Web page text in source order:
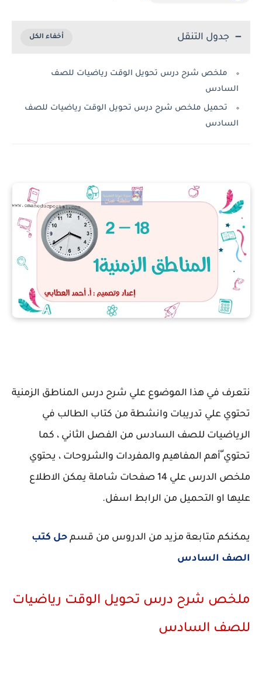
جدول التنقل
ملخص شرح درس تحويل الوقت رياضيات للصف
السادس
تحميل ملخص شرح درس تحويل الوقت رياضيات للصف
السادس
نتعرف في هذا الموضوع علي شرح درس المناطق الزمنية
تحتوي علي تدريبات وانشطة من كتاب الطالب في
الرياضيات للصف السادس من الفصل الثاني ، كما
تحتوي ّأهم المفاهيم والمفردات والشروحات ، يحتوي
ملخص الدرس علي 14 صفحات شاملة يمكن الاطلاع
عليها او التحميل من الرابط اسفل.
يمكنكم متابعة مزيد من الدروس من قسم حل كتب
الصف السادس
ملخص شرح درس تحويل الوقت رياضيات
للصف السادس